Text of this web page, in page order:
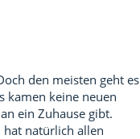
den meisten geht es
kamen keine neuen
ein Zuhause gibt.
hat natürlich allen